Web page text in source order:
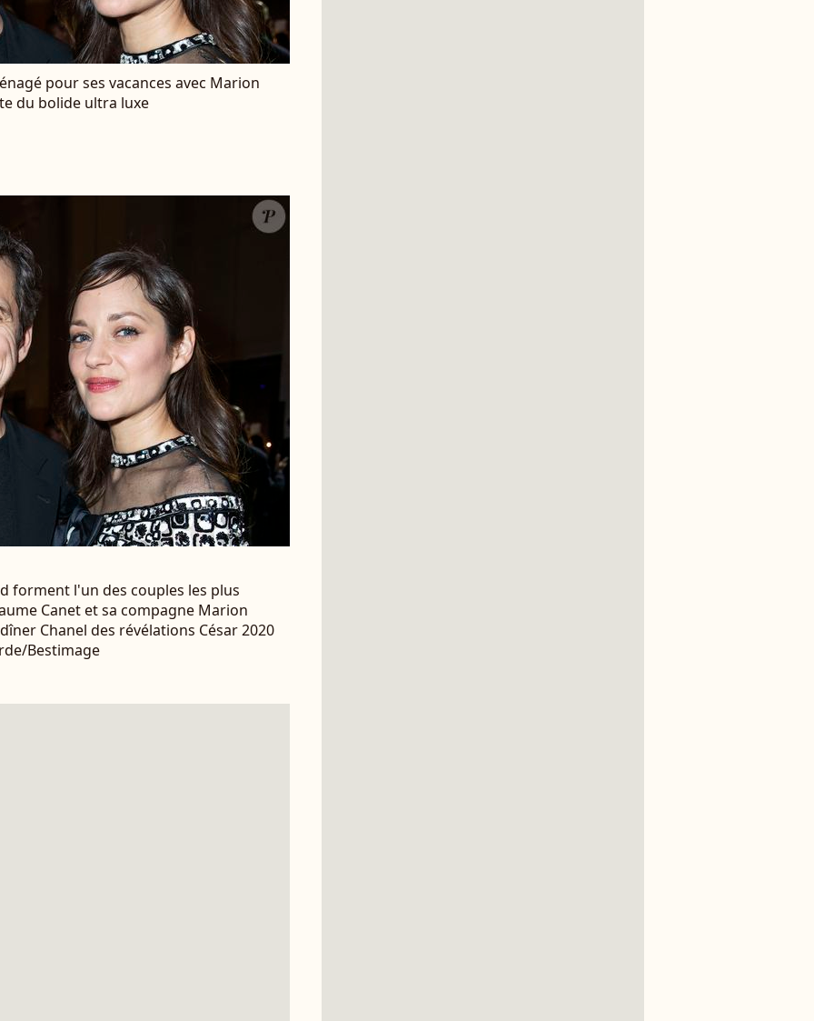
pour ses vacances avec Marion
du bolide ultra luxe
forment l'un des couples les plus
Canet et sa compagne Marion
Chanel des révélations César 2020
Bestimage